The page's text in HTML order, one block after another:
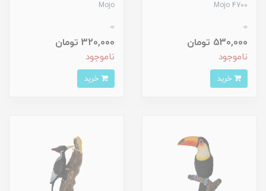
4700 Mojo
0
530,000 تومان
ناموجود
Mojo
0
320,000 تومان
ناموجود